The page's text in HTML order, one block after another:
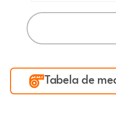
Tabela de